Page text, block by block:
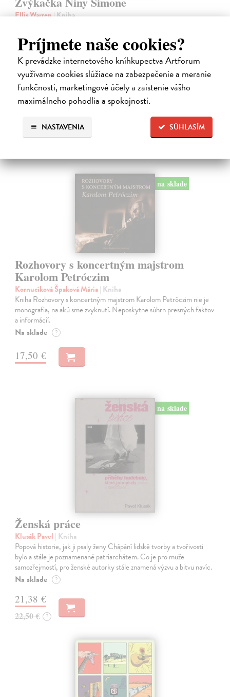
Príjmete naše cookies?
K prevádzke internetového kníhkupectva Artforum
využívame cookies slúžiace na zabezpečenie a meranie
funkčnosti, marketingové účely a zaistenie vášho
maximálneho pohodlia a spokojnosti.
SÚHLASÍM
NASTAVENIA
Ellis Warren| Kniha
zpěvačce a pianistce Nině Simone. Světoznámý hudebník v ní vypráví
příběh zdánlivě bezvýznamného předmětu – žvýkačky, kterou
Simone během…
Na sklade
12,92 €
13,60 € ?
na sklade
Rozhovory s koncertným majstrom
Karolom Petróczim
Kornucíková Špaková Mária| Kniha
Kniha Rozhovory s koncertným majstrom Karolom Petróczim nie je
monografia, na akú sme zvyknutí. Neposkytne súhrn presných faktov
a informácií.
Na sklade ?
17,50 €
na sklade
Ženská práce
Klusák Pavel | Kniha
Popová historie, jak ji psaly ženy Chápání lidské tvorby a tvořivosti
bylo a stále je poznamenané patriarchátem. Co je pro muže
samozřejmostí, pro ženské autorky stále znamená výzvu a bitvu navíc.
Na sklade ?
21,38 €
22,50 € ?